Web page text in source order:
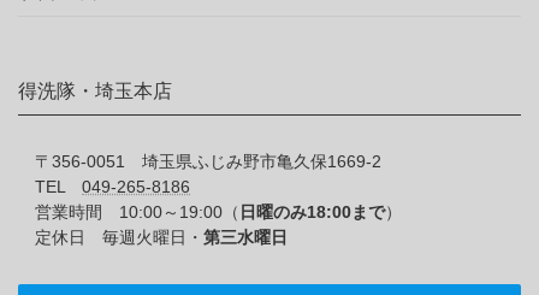
得洗隊・埼玉本店
〒356-0051 埼玉県ふじみ野市亀久保1669-2
TEL 049-265-8186
営業時間 10:00～19:00（ 日曜のみ18:00まで）
定休日 毎週火曜日・ 第三水曜日